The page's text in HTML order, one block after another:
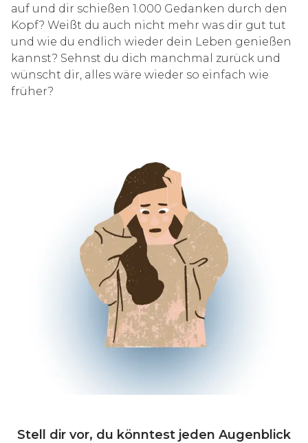
auf und dir schießen 1.000 Gedanken durch den
Kopf? Weißt du auch nicht mehr was dir gut tut
und wie du endlich wieder dein Leben genießen
kannst? Sehnst du dich manchmal zurück und
wünscht dir, alles wäre wieder so einfach wie
früher?
Stell dir vor, du könntest jeden Augenblick